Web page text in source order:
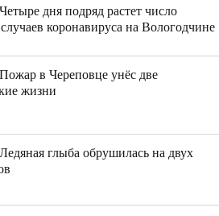
Четыре дня подряд растет число
коронавируса на Вологодчине
Пожар в Череповце унёс две
жизни
Ледяная глыба обрушилась на двух